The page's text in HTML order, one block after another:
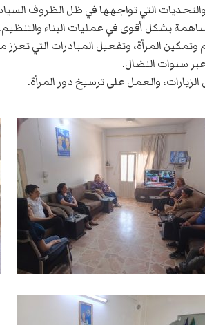
التي تواجهها في ظل الظروف
بشكل أقوى في عمليات البناء والتنظيم.
المرأة، وتفعيل المبادرات التي
سنوات النضال.
والعمل على ترسيخ دور المرأة.